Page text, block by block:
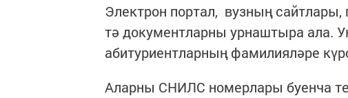
Электрон портал, вузның сайтлары,
тә документларны урнаштыра ала.
абитуриентларның фамилияләре
Аларны СНИЛС номерлары буенча